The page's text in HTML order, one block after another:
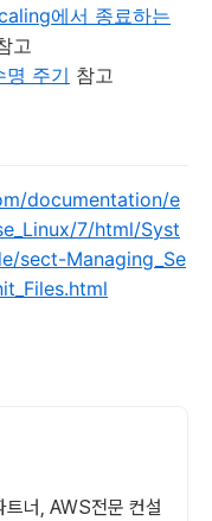
에서 종료하는
고
주기 참고
documentation/e
7/html/Syst
sect-Managing_Se
너, AWS전문 컨설